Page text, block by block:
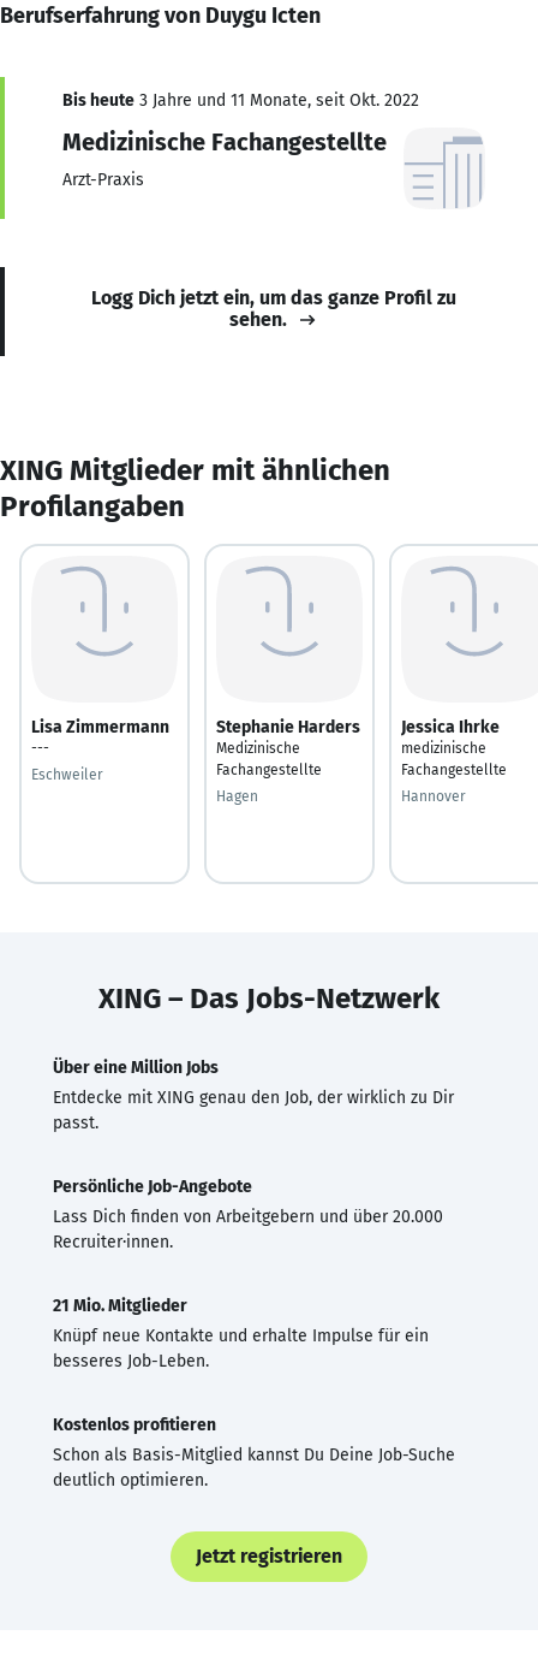
Berufserfahrung von Duygu Icten
Bis heute 3 Jahre und 11 Monate, seit Okt. 2022
Medizinische Fachangestellte
Arzt-Praxis
Logg Dich jetzt ein, um das ganze Profil zu
sehen.
XING Mitglieder mit ähnlichen
Profilangaben
Lisa Zimmermann
---
Eschweiler
Stephanie Harders
Medizinische
Fachangestellte
Hagen
Jessica Ihrke
medizinische
Fachangestellte
Hannover
XING – Das Jobs-Netzwerk
Über eine Million Jobs
Entdecke mit XING genau den Job, der wirklich zu Dir
passt.
Persönliche Job-Angebote
Lass Dich finden von Arbeitgebern und über 20.000
Recruiter·innen.
21 Mio. Mitglieder
Knüpf neue Kontakte und erhalte Impulse für ein
besseres Job-Leben.
Kostenlos profitieren
Schon als Basis-Mitglied kannst Du Deine Job-Suche
deutlich optimieren.
Jetzt registrieren